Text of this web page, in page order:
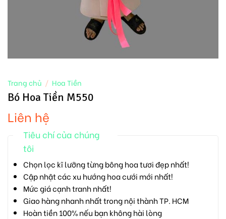
Trang chủ / Hoa Tiền
Bó Hoa Tiền M550
Liên hệ
Tiêu chí của chúng
tôi
Chọn lọc kĩ lưỡng từng bông hoa tươi đẹp nhất!
Cập nhật các xu hướng hoa cưới mới nhất!
Mức giá cạnh tranh nhất!
Giao hàng nhanh nhất trong nội thành TP. HCM
Hoàn tiền 100% nếu bạn không hài lòng